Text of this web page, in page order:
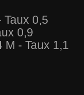
Taux 0,5
0,9
M - Taux 1,1